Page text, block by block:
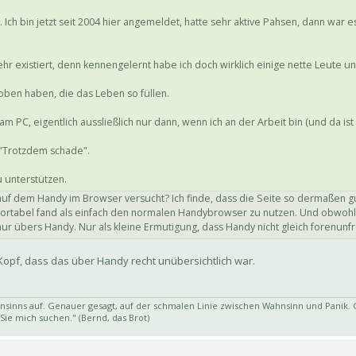
bin jetzt seit 2004 hier angemeldet, hatte sehr aktive Pahsen, dann war
existiert, denn kennengelernt habe ich doch wirklich einige nette Leute
haben, die das Leben so füllen.
PC, eigentlich aussließlich nur dann, wenn ich an der Arbeit bin (und da
schade".
unterstützen.
dem Handy im Browser versucht? Ich finde, dass die Seite so dermaßen
fand als einfach den normalen Handybrowser zu nutzen. Und
übers Handy. Nur als kleine Ermutigung, dass Handy nicht gleich
dass das über Handy recht unübersichtlich war.
auf. Genauer gesagt, auf der schmalen Linie zwischen Wahnsinn und Panik.
mich suchen." (Bernd, das Brot)